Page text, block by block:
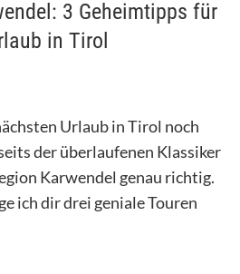
3 Geheimtipps für
in Tirol
Urlaub in Tirol noch
der überlaufenen Klassiker
Karwendel genau richtig.
ich dir drei geniale Touren